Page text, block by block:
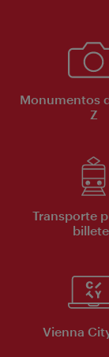
Monumentos
Z
Transporte
Vienna